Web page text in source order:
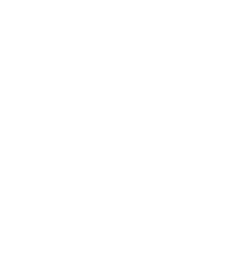
que veáis que
no haya
daros una fecha